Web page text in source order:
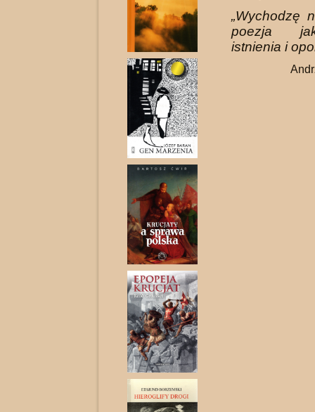
„Wychodzę
poezja
istnienia i